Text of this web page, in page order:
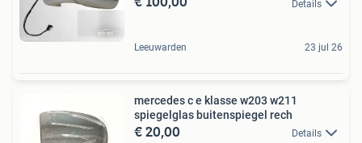
Details
Leeuwarden 23 jul 26
mercedes c e klasse w203 w211
spiegelglas buitenspiegel rech
€ 20,00 Details